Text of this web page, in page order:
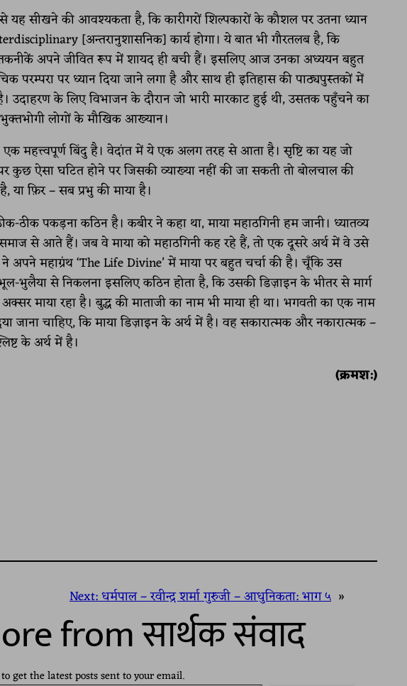
से यह सीखने की आवश्यकता है, कि कारीगरों शिल्पकारों के कौशल पर उतना ध्यान
[अन्तरानुशासनिक] कार्य होगा। ये बात भी गौरतलब है, कि
तकनीकें अपने जीवित रूप में शायद ही बची हैं। इसलिए आज उनका अध्ययन बहुत
परम्परा पर ध्यान दिया जाने लगा है और साथ ही इतिहास की पाठ्यपुस्तकों में
उदाहरण के लिए विभाजन के दौरान जो भारी मारकाट हुई थी, उसतक पहुँचने का
भुक्तभोगी लोगों के मौखिक आख्यान।
महत्त्वपूर्ण बिंदु है। वेदांत में ये एक अलग तरह से आता है। सृष्टि का यह जो
कुछ ऐसा घटित होने पर जिसकी व्याख्या नहीं की जा सकती तो बोलचाल की
या फ़िर – सब प्रभु की माया है।
ठीक पकड़ना कठिन है। कबीर ने कहा था, माया महाठगिनी हम जानी। ध्यातव्य
से आते हैं। जब वे माया को महाठगिनी कह रहे हैं, तो एक दूसरे अर्थ में वे उसे
अपने महाग्रंथ ‘The Life Divine’ में माया पर बहुत चर्चा की है। चूँकि उस
भुलैया से निकलना इसलिए कठिन होता है, कि उसकी डिज़ाइन के भीतर से मार्ग
अक्सर माया रहा है। बुद्ध की माताजी का नाम भी माया ही था। भगवती का एक नाम
जाना चाहिए, कि माया डिज़ाइन के अर्थ में है। वह सकारात्मक और नकारात्मक –
के अर्थ में है।
(क्रमश:)
Next:धर्मपाल – रवीन्द्र शर्मा गुरुजी – आधुनिकता: भाग ५ »
from सार्थक संवाद
get the latest posts sent to your email.